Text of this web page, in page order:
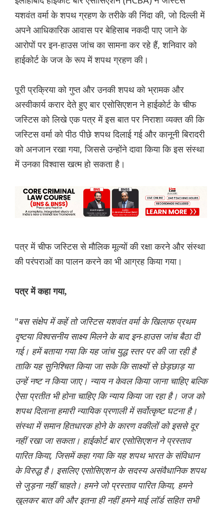
यशवंत वर्मा के शपथ ग्रहण के तरीके की निंदा की, जो दिल्ली में
अपने आधिकारिक आवास पर बेहिसाब नकदी पाए जाने के
आरोपों पर इन-हाउस जांच का सामना कर रहे हैं, शनिवार को
हाईकोर्ट के जज के रूप में शपथ ग्रहण की।
पूरी प्रक्रिया को गुप्त और उनकी शपथ को भ्रामक और
अस्वीकार्य करार देते हुए बार एसोसिएशन ने हाईकोर्ट के चीफ
जस्टिस को लिखे एक पत्र में इस बात पर निराशा व्यक्त की कि
जस्टिस वर्मा को पीठ पीछे शपथ दिलाई गई और कानूनी बिरादरी
को अनजान रखा गया, जिससे उन्होंने दावा किया कि इस संस्था
में उनका विश्वास खत्म हो सकता है।
पत्र में चीफ जस्टिस से मौलिक मूल्यों की रक्षा करने और संस्था
की परंपराओं का पालन करने का भी आग्रह किया गया।
पत्र में कहा गया,
"बस संक्षेप में कहें तो जस्टिस यशवंत वर्मा के खिलाफ प्रथम
दृष्टया विश्वसनीय साक्ष्य मिलने के बाद इन-हाउस जांच बैठा दी
गई। हमें बताया गया कि यह जांच युद्ध स्तर पर की जा रही है
ताकि यह सुनिश्चित किया जा सके कि साक्ष्यों से छेड़छाड़ या
उन्हें नष्ट न किया जाए। न्याय न केवल किया जाना चाहिए बल्कि
ऐसा प्रतीत भी होना चाहिए कि न्याय किया जा रहा है। जज को
शपथ दिलाना हमारी न्यायिक प्रणाली में सर्वोत्कृष्ट घटना है।
संस्था में समान हितधारक होने के कारण वकीलों को इससे दूर
नहीं रखा जा सकता। हाईकोर्ट बार एसोसिएशन ने प्रस्ताव
पारित किया, जिसमें कहा गया कि यह शपथ भारत के संविधान
के विरुद्ध है। इसलिए एसोसिएशन के सदस्य असंवैधानिक शपथ
से जुड़ना नहीं चाहते। हमने जो प्रस्ताव पारित किया, हमने
खुलकर बात की और इतना ही नहीं हमने माई लॉर्ड सहित सभी